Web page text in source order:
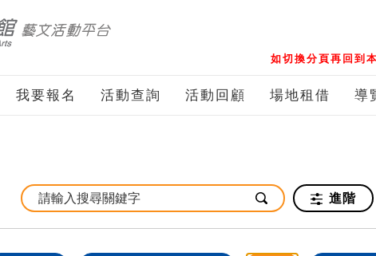
如切換分頁再回到
我要報名 活動查詢 活動回顧 場地租借 導
進階